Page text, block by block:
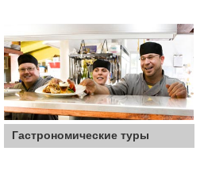
Гастрономические туры